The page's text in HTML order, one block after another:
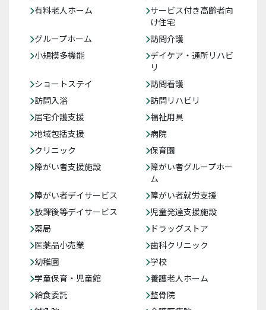
有料老人ホーム
サービス付き高齢者向
け住宅
グループホーム
訪問介護
小規模多機能
デイケア・通所リハビ
リ
ショートステイ
訪問看護
訪問入浴
訪問リハビリ
居宅介護支援
福祉用具
地域包括支援
病院
クリニック
保育園
障がい者支援施設
障がい者グループホー
ム
障がい者デイサービス
障がい者就労支援
放課後等デイサービス
児童発達支援施設
薬局
ドラッグストア
医薬品小売業
歯科クリニック
幼稚園
学校
学童保育・児童館
養護老人ホーム
給食委託
整骨院